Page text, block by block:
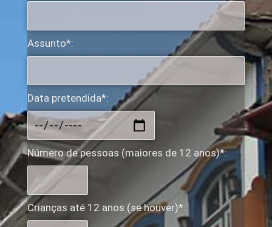
Assunto*:
Data pretendida*:
Número de pessoas (maiores de 12 anos)*:
Crianças até 12 anos (se houver)*: